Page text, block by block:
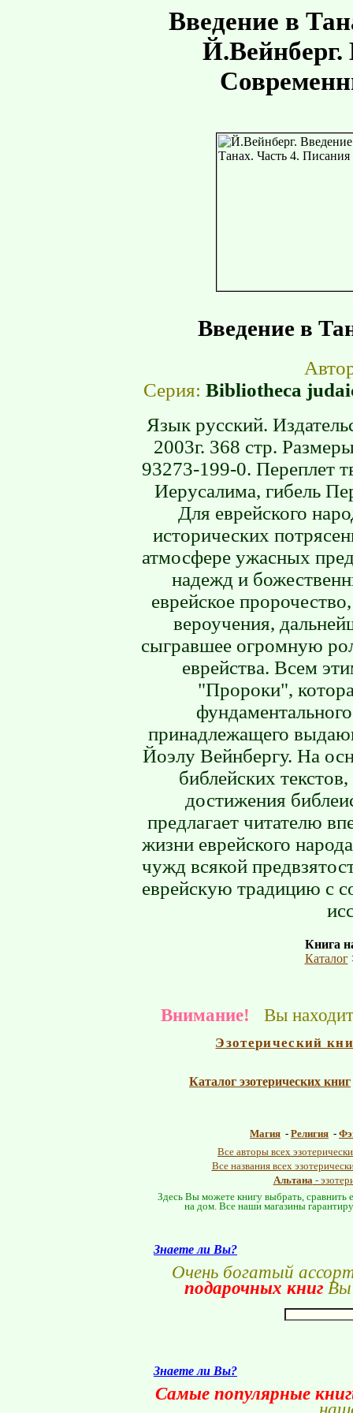
Введение в
Й.Вейнберг.
Введение в
Серия: Bibliotheca
Язык русский.
2003г. 368 стр.
93273-199-0. Переплет
Иерусалима, гибель
Для еврейского
исторических
атмосфере ужасных
надежд и
еврейское
вероучения,
сыгравшее огромную
еврейства. Всем
"Пророки",
принадлежащего
Йоэлу Вейнбергу. На
библейских
достижения
предлагает читателю
жизни еврейского
чужд всякой
еврейскую традицию с
Книга
Каталог
Внимание! Вы
Эзотерический
Каталог эзотерических книг
Магия - Религия -
Все авторы всех
Все названия всех
Альтана-
Здесь Вы можете книгу выбрать, сравнить
на дом. Все наши магазины
Знаете ли Вы?
Очень богатый
подарочных книгВы
Знаете ли Вы?
Самые популярные